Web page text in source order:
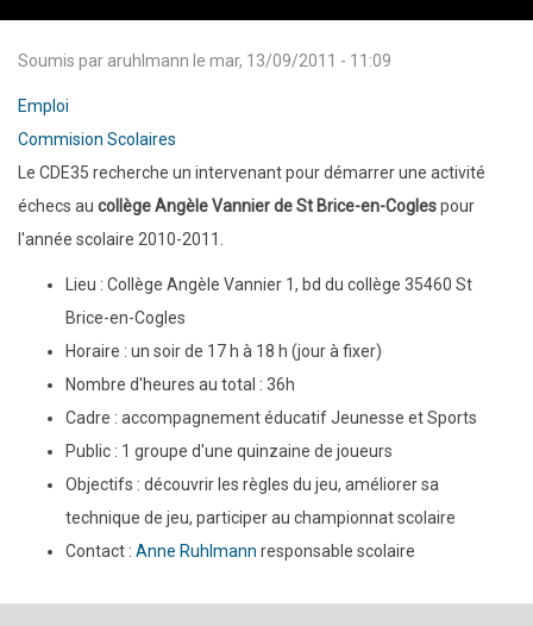
Soumis par aruhlmann le mar, 13/09/2011 - 11:09
Emploi
Commision Scolaires
Le CDE35 recherche un intervenant pour démarrer une activité
échecs au collège Angèle Vannier de St Brice-en-Coglespour
l'année scolaire 2010-2011.
Lieu : Collège Angèle Vannier 1, bd du collège 35460 St
Brice-en-Cogles
Horaire : un soir de 17 h à 18 h (jour à fixer)
Nombre d'heures au total : 36h
Cadre : accompagnement éducatif Jeunesse et Sports
Public : 1 groupe d'une quinzaine de joueurs
Objectifs : découvrir les règles du jeu, améliorer sa
technique de jeu, participer au championnat scolaire
Contact : Anne Ruhlmann responsable scolaire